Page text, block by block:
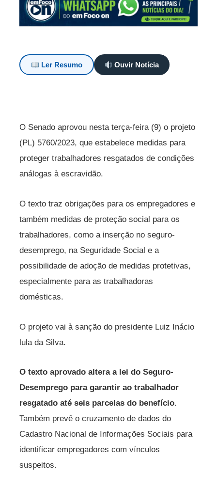
Ler Resumo Ouvir Notícia
O Senado aprovou nesta terça-feira (9) o projeto
(PL) 5760/2023, que estabelece medidas para
proteger trabalhadores resgatados de condições
análogas à escravidão.
O texto traz obrigações para os empregadores e
também medidas de proteção social para os
trabalhadores, como a inserção no seguro-
desemprego, na Seguridade Social e a
possibilidade de adoção de medidas protetivas,
especialmente para as trabalhadoras
domésticas.
O projeto vai à sanção do presidente Luiz Inácio
lula da Silva.
O texto aprovado altera a lei do Seguro-
Desemprego para garantir ao trabalhador
resgatado até seis parcelas do benefício.
Também prevê o cruzamento de dados do
Cadastro Nacional de Informações Sociais para
identificar empregadores com vínculos
suspeitos.